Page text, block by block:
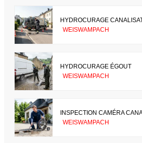
HYDROCURAGE
WEISWAMPACH
HYDROCURAGE ÉGOUT
WEISWAMPACH
INSPECTION CAMÉRA
WEISWAMPACH